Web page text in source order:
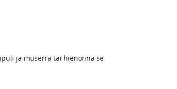
ja muserra tai hienonna se